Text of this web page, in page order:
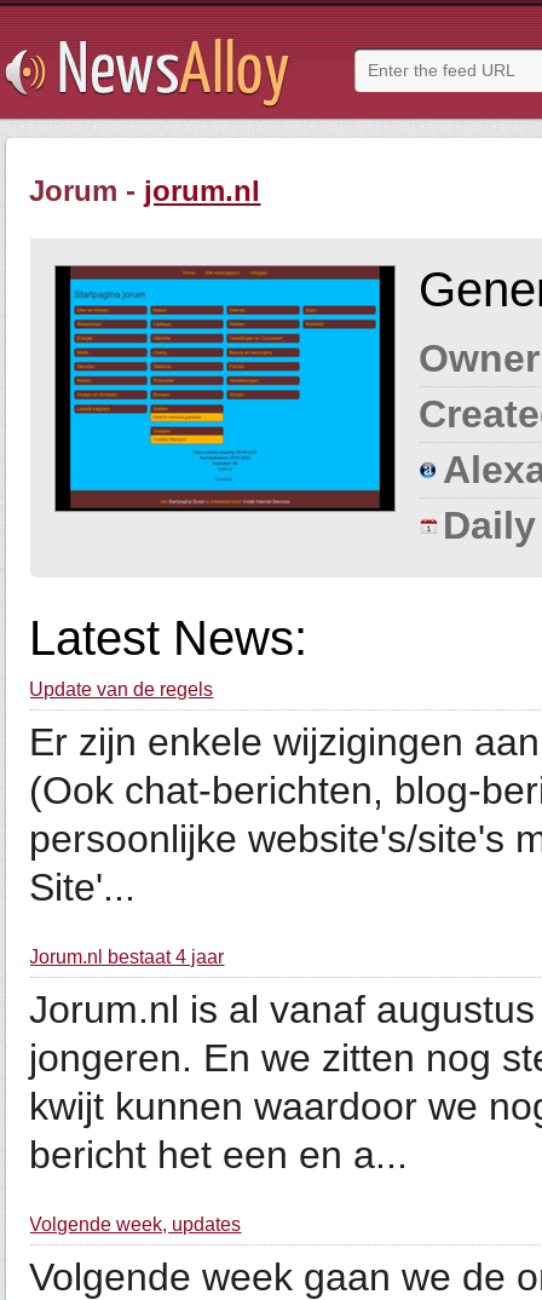
Jorum - jorum.nl
Latest News:
Update van de regels
Er zijn enkele wijzigingen
(Ook chat-berichten, blog-
persoonlijke website's/site's
Site'...
Jorum.nl bestaat 4 jaar
Jorum.nl is al vanaf
jongeren. En we zitten nog
kwijt kunnen waardoor we
bericht het een en a...
Volgende week, updates
Volgende week gaan we de